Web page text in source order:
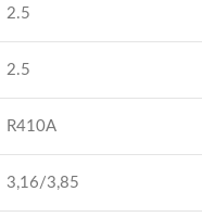
2.5
2.5
R410A
3,16/3,85